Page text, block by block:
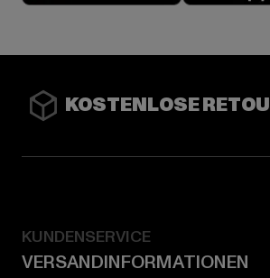
KOSTENLOSE
KUNDENSERVICE
VERSANDINFORMATIONEN